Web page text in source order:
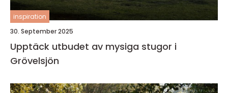
inspiration
30. September 2025
Upptäck utbudet av mysiga stugor i
Grövelsjön